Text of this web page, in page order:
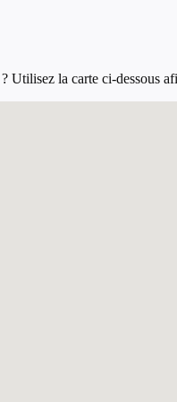
Utilisez la carte ci-dessous